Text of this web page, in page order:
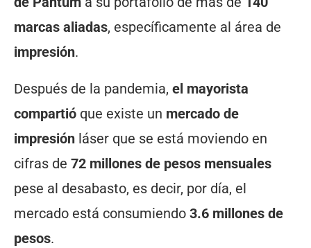
marcas aliadas, específicamente al área de
impresión.
Después de la pandemia, el mayorista
compartió que existe un mercado de
impresión láser que se está moviendo en
cifras de 72 millones de pesos mensuales
pese al desabasto, es decir, por día, el
mercado está consumiendo 3.6 millones de
pesos.